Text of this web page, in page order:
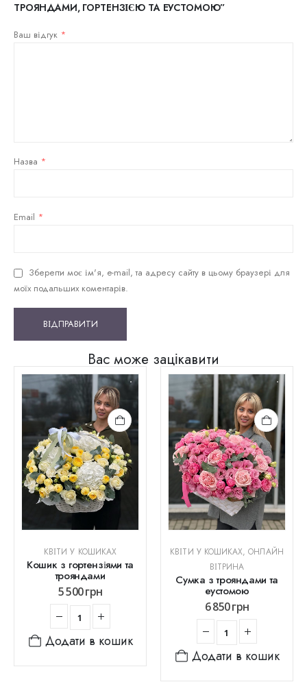
ТРОЯНДАМИ, ГОРТЕНЗІЄЮ ТА ЕУСТОМОЮ”
Ваш відгук *
Назва *
Email *
Зберегти моє ім'я, e-mail, та адресу сайту в цьому браузері для
моїх подальших коментарів.
Вас може зацікавити
КВІТИ У КОШИКАХ
Кошик з гортензіями та
трояндами
5 500грн
Додати в кошик
КВІТИ У КОШИКАХ,ОНЛАЙН
ВІТРИНА
Сумка з трояндами та
еустомою
6 850грн
Додати в кошик